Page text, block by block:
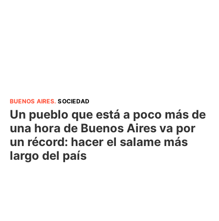
BUENOS AIRES.SOCIEDAD
Un pueblo que está a poco más de
una hora de Buenos Aires va por
un récord: hacer el salame más
largo del país